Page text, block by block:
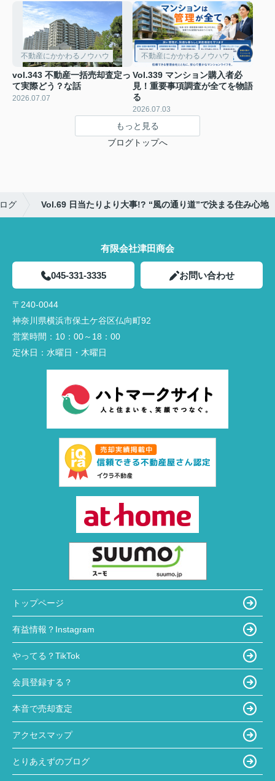
不動産にかかわるノウハウ
vol.343 不動産一括売却査定っ
て実際どう？な話
2026.07.07
不動産にかかわるノウハウ
Vol.339 マンション購入者必
見！重要事項調査が全てを物語
る
2026.07.03
もっと見る
ブログトップへ
グ Vol.69 日当たりより大事!? “風の通り道”で決まる住み心地
有限会社津田商会
045-331-3335 お問い合わせ
〒240-0044
神奈川県横浜市保土ケ谷区仏向町92
営業時間： 10：00～18：00
定休日： 水曜日・木曜日
トップページ
有益情報？Instagram
やってる？TikTok
会員登録する？
本音で売却査定
アクセスマップ
とりあえずのブログ